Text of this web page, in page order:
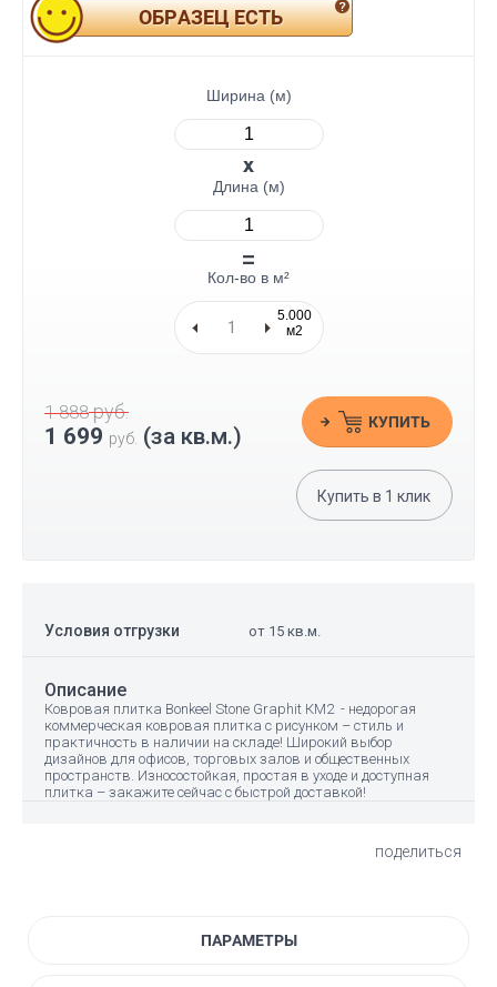
ОБРАЗЕЦ ЕСТЬ
Ширина (м)
Длина (м)
Кол-во в м²
5.000
м2
1 888руб.
1 699 руб. (за кв.м.)
КУПИТЬ
Купить в 1 клик
Условия отгрузки от 15 кв.м.
Описание
Ковровая плитка Bonkeel Stone Graphit КМ2 - недорогая
коммерческая ковровая плитка с рисунком – стиль и
практичность в наличии на складе! Широкий выбор
дизайнов для офисов, торговых залов и общественных
пространств. Износостойкая, простая в уходе и доступная
плитка – закажите сейчас с быстрой доставкой!
поделиться
ПАРАМЕТРЫ